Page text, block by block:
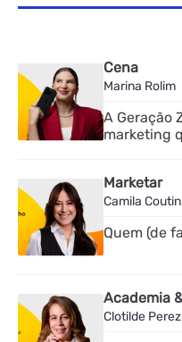
Cena
Marina Rolim
A Geração
marketing
Marketar
Camila
Quem (de
Academia
Clotilde Perez